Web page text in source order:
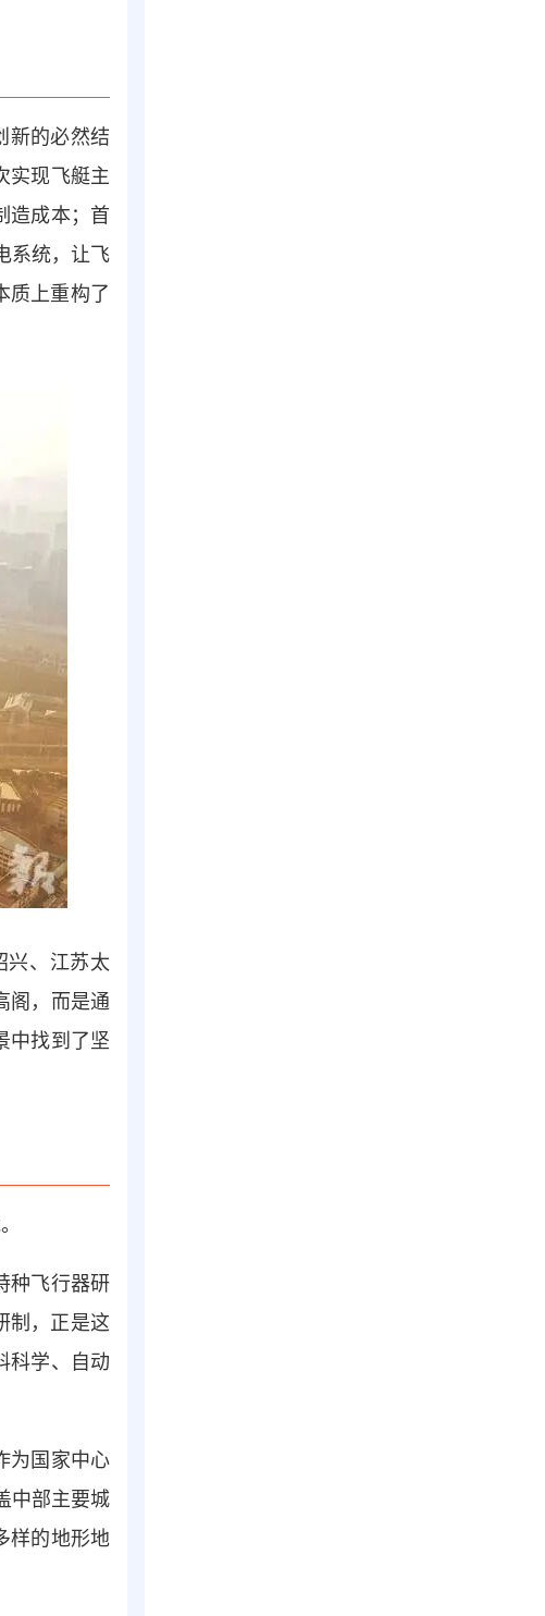
新的必然结
实现飞艇主
造成本；首
系统，让飞
质上重构了
兴、江苏太
阁，而是通
中找到了坚
种飞行器研
制，正是这
科学、自动
为国家中心
中部主要城
样的地形地